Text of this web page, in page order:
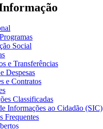
Social
e Transferências
Despesas
e Contratos
Classificadas
Informações ao Cidadão (SIC)
Frequentes